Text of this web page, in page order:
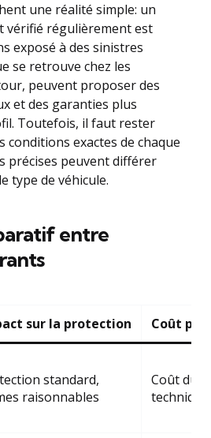
une réalité simple: un
vérifié régulièrement est
exposé à des sinistres
se retrouve chez les
peuvent proposer des
et des garanties plus
Toutefois, il faut rester
exactes de chaque
précises peuvent différer
type de véhicule.
entre
sur la protection Coût
standard,
raisonnables
Coût du